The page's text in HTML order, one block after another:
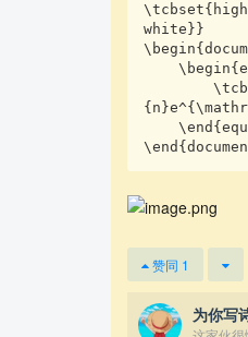
white}}
    \begin{equation}
        \tcbhighmath{X_{k}} = \tcbhighmath[colback=pink]{\frac{1}{N}\sum_{n=1}^{N-1}x_
    \end{equation}
赞同 1
为你写